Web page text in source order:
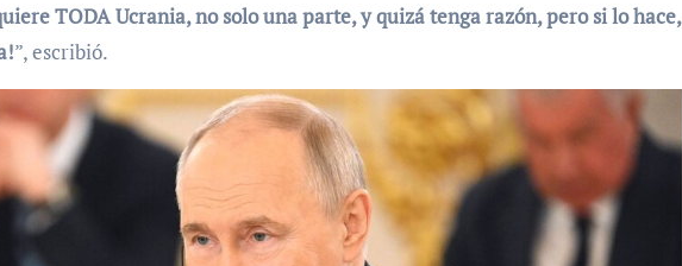
TODA Ucrania, no solo una parte, y quizá tenga razón, pero si lo hace,
”, escribió.